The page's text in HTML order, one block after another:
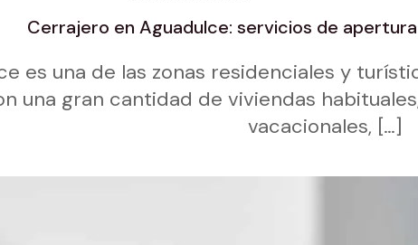
Cerrajero en Aguadulce: servicios de
es una de las zonas residenciales y
una gran cantidad de viviendas
vacacionales, […]